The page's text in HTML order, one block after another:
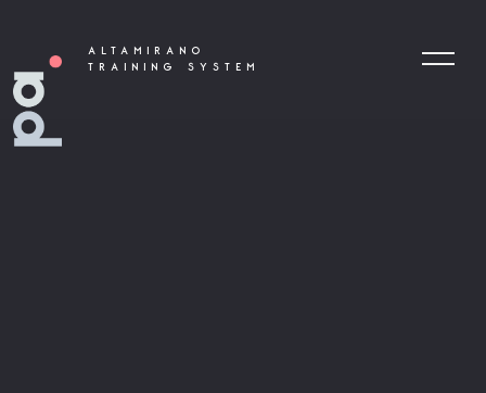
ALTAMIRANO
TRAINING SYSTEM